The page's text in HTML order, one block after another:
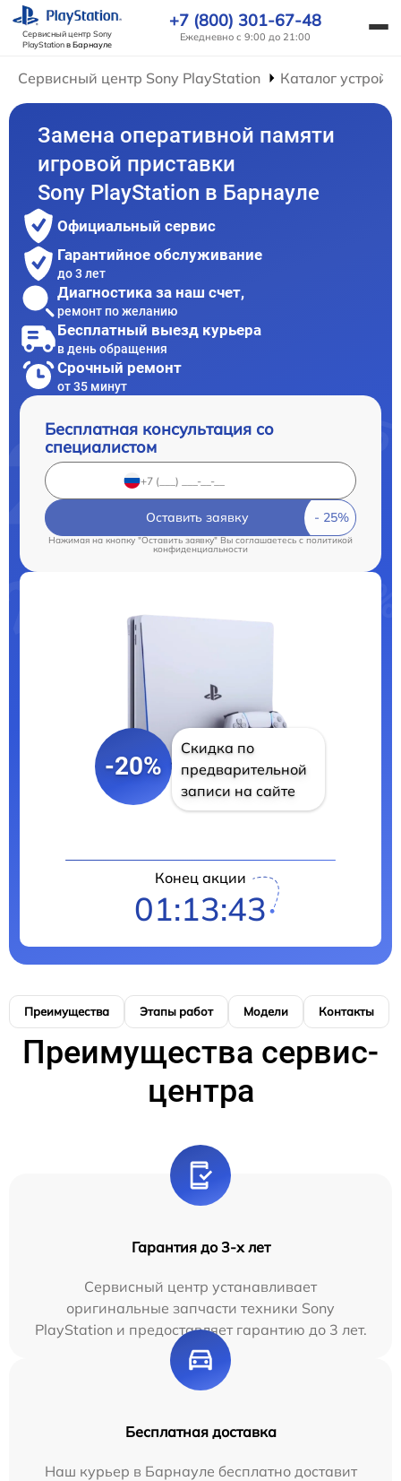
Сервисный центр Sony
PlayStationв Барнауле
+7 (800) 301-67-48
Ежедневно с 9:00 до 21:00
Сервисный центр Sony PlayStation Каталог
Замена оперативной памяти
игровой приставки
Sony PlayStation в Барнауле
Официальный сервис
Гарантийное обслуживание
до 3 лет
Диагностика за наш счет,
ремонт по желанию
Бесплатный выезд курьера
в день обращения
Срочный ремонт
от 35 минут
Бесплатная консультация со
специалистом
Оставить заявку
Нажимая на кнопку "Оставить заявку" Вы соглашаетесь cполитикой
конфиденциальности
-20%
Скидка по
предварительной
записи на сайте
Конец акции
01:13:42
Преимущества Этапы работ Модели Контакты
Преимущества сервис-
центра
Гарантия до 3-х лет
Сервисный центр устанавливает
оригинальные запчасти техники Sony
PlayStation и предоставляет гарантию до 3 лет.
Бесплатная доставка
Наш курьер в Барнауле бесплатно доставит